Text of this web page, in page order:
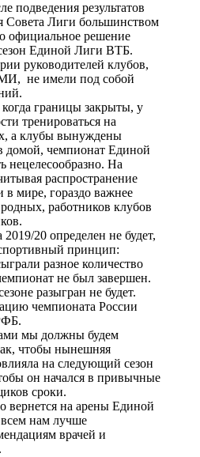
подведения результатов
Совета Лиги большинством
официальное решение
Единой Лиги ВТБ.
руководителей клубов,
не имели под собой
границы закрыты, у
тренироваться на
а клубы вынуждены
домой, чемпионат Единой
На
распространение
мире, гораздо важнее
работников клубов
20 определен не будет,
принцип:
разное количество
не был завершен.
разыгран не будет.
чемпионата России
мы должны будем
чтобы нынешняя
на следующий сезон
он начался в привычные
сроки.
вернется на арены Единой
нам лучше
врачей и